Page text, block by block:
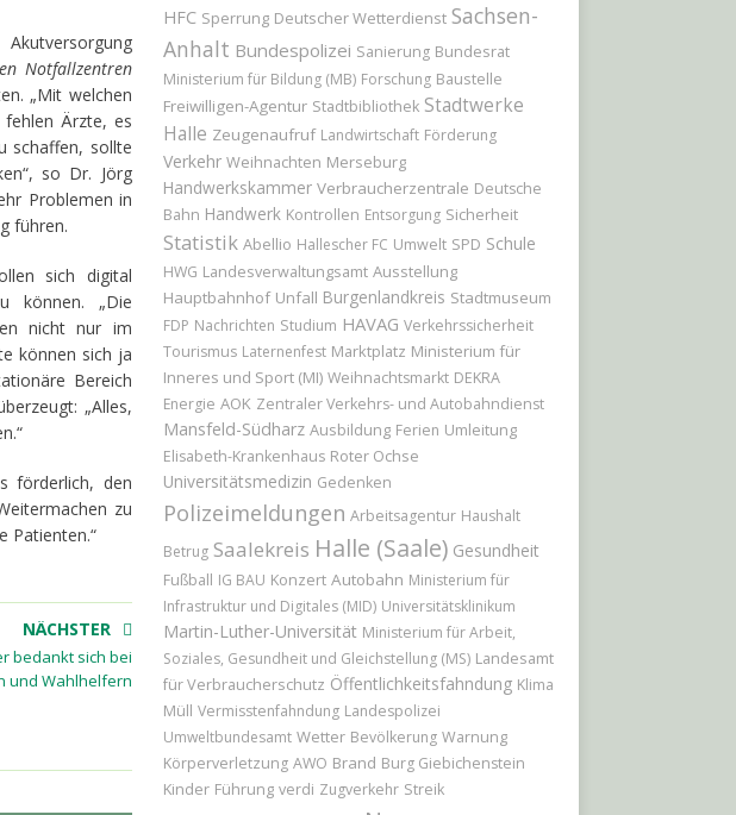
Notfallzentren
„Mit welchen
Ärzte, es
schaffen, sollte
so Dr. Jörg
Problemen in
führen.
sich digital
können. „Die
nicht nur im
können sich ja
Bereich
„Alles,
förderlich, den
zu
Patienten.“
NÄCHSTER
bedankt sich bei
und Wahlhelfern
HFC Sperrung Deutscher Wetterdienst Sachsen-
Anhalt Bundespolizei Sanierung Bundesrat
Ministerium für Bildung (MB) Forschung Baustelle
Freiwilligen-Agentur Stadtbibliothek Stadtwerke
Halle Zeugenaufruf Landwirtschaft Förderung
Verkehr Weihnachten Merseburg
Handwerkskammer Verbraucherzentrale Deutsche
Bahn Handwerk Kontrollen Entsorgung Sicherheit
Statistik Abellio Hallescher FC Umwelt SPD Schule
HWG Landesverwaltungsamt Ausstellung
Hauptbahnhof Unfall Burgenlandkreis Stadtmuseum
FDP Nachrichten Studium HAVAG Verkehrssicherheit
Tourismus Laternenfest Marktplatz Ministerium für
Inneres und Sport (MI) Weihnachtsmarkt DEKRA
Energie AOK Zentraler Verkehrs- und Autobahndienst
Mansfeld-Südharz Ausbildung Ferien Umleitung
Elisabeth-Krankenhaus Roter Ochse
Universitätsmedizin Gedenken
Polizeimeldungen Arbeitsagentur Haushalt
Betrug Saalekreis Halle (Saale) Gesundheit
Fußball IG BAU Konzert Autobahn Ministerium für
Infrastruktur und Digitales (MID) Universitätsklinikum
Martin-Luther-Universität Ministerium für Arbeit,
Soziales, Gesundheit und Gleichstellung (MS) Landesamt
für Verbraucherschutz Öffentlichkeitsfahndung Klima
Müll Vermisstenfahndung Landespolizei
Umweltbundesamt Wetter Bevölkerung Warnung
Körperverletzung AWO Brand Burg Giebichenstein
Kinder Führung verdi Zugverkehr Streik